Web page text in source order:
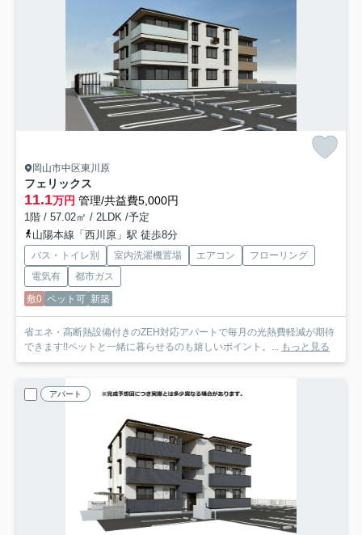
岡山市中区東川原
フェリックス
11.1万円 管理/共益費5,000円
1階 / 57.02㎡ / 2LDK /予定
山陽本線「西川原」駅 徒歩8分
バス・トイレ別 室内洗濯機置場 エアコン
フローリング
電気有
都市ガス
敷0 ペット可 新築
省エネ・高断熱設備付きのZEH対応アパートで毎月の光熱費軽減が期待
できます!!ペットと一緒に暮らせるのも嬉しいポイント。... もっと見る
アパート